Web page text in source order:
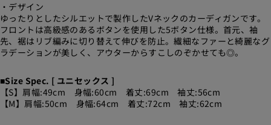
・デザイン
ゆったりとしたシルエットで製作したVネックのカーディガンです。
フロントは高級感のあるボタンを使用した5ボタン仕様。首元、袖
先、裾はリブ編みに切り替えて伸びを防止。繊細なファーと綺麗なグ
ラデーションが美しく、アウターからすこしのぞかせても◎。
■Size Spec. [ ユニセックス ]
【S】肩幅:49cm 身幅:60cm 着丈:69cm 袖丈:56cm
【M】肩幅:50cm 身幅:64cm 着丈:72cm 袖丈:62cm